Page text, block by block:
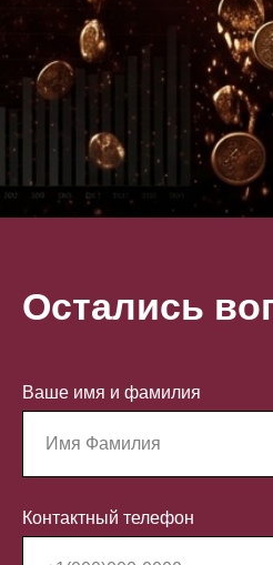
Остались
Ваше имя и фамилия
Контактный телефон